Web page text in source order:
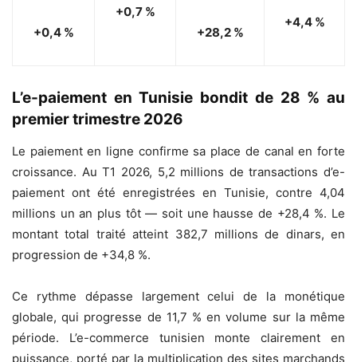
+0,4 %
+0,7 %
+28,2 %
+4,4 %
L’e-paiement en Tunisie bondit de 28 % au
premier trimestre 2026
Le paiement en ligne confirme sa place de canal en forte
croissance. Au T1 2026, 5,2 millions de transactions d’e-
paiement ont été enregistrées en Tunisie, contre 4,04
millions un an plus tôt — soit une hausse de +28,4 %. Le
montant total traité atteint 382,7 millions de dinars, en
progression de +34,8 %.
Ce rythme dépasse largement celui de la monétique
globale, qui progresse de 11,7 % en volume sur la même
période. L’e-commerce tunisien monte clairement en
puissance, porté par la multiplication des sites marchands